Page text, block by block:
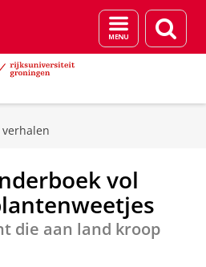
Menu
en
vol
die aan land kroop